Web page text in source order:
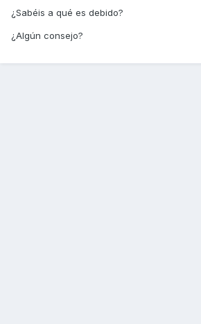
¿Sabéis a qué es debido?
¿Algún consejo?